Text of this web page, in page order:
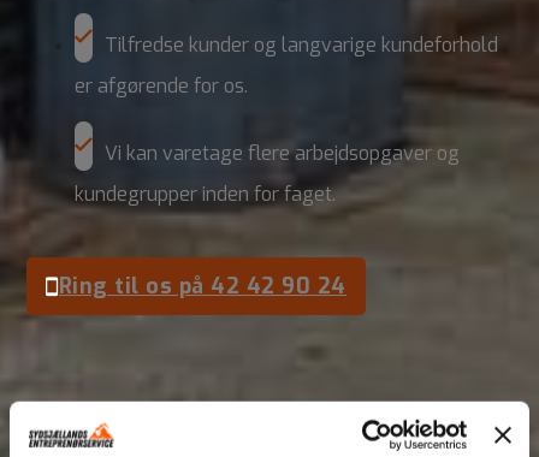
Tilfredse kunder og langvarige kundeforhold
er afgørende for os.
Vi kan varetage flere arbejdsopgaver og
kundegrupper inden for faget.
Ring til os på 42 42 90 24
Lad os høre om dit næste
projekt
Udfyld kontaktformularen eller ring os op.